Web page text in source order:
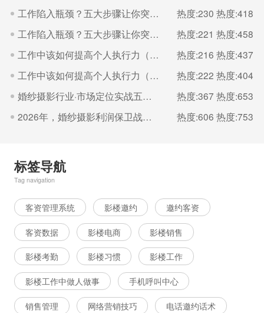
工作陷入瓶颈？五大步骤让你突破（二）
热度:230 热度:418
工作陷入瓶颈？五大步骤让你突破（一）
热度:221 热度:458
工作中该如何提高个人执行力（二）
热度:216 热度:437
工作中该如何提高个人执行力（一）
热度:222 热度:404
婚纱摄影行业·市场定位实战五步法
热度:367 热度:653
2026年，婚纱摄影利润保卫战的核心是“控成本
热度:606 热度:753
标签导航
Tag navigation
客资管理系统 影楼邀约 邀约客资
客资数据 影楼电商 影楼销售
影楼考勤 影楼习惯 影楼工作
影楼工作中做人做事 手机呼叫中心
销售管理 网络营销技巧 电话邀约话术